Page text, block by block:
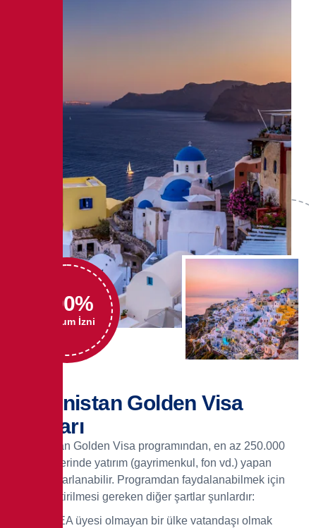
Oturum İzni
100%
Yunanistan Golden Visa
Şartları
Yunanistan Golden Visa programından, en az 250.000
Euro değerinde yatırım (gayrimenkul, fon vd.) yapan
kişiler yararlanabilir. Programdan faydalanabilmek için
yerine getirilmesi gereken diğer şartlar şunlardır:
AB/AEA üyesi olmayan bir ülke vatandaşı olmak